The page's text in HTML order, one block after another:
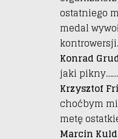
ostatniego
medal
kontrowersji.
Konrad
jaki
Krzysztof
choćbym
metę
Marcin